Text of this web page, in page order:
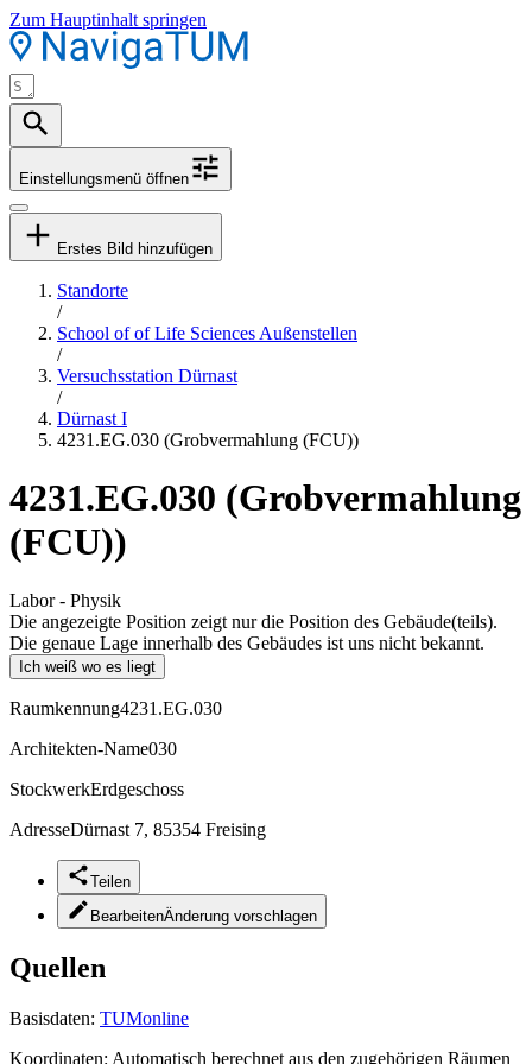
Zum Hauptinhalt springen
Einstellungsmenü öffnen
Erstes Bild hinzufügen
Standorte
/
School of of Life Sciences Außenstellen
/
Versuchsstation Dürnast
/
Dürnast I
4231.EG.030 (Grobvermahlung (FCU))
4231.EG.030 (Grobvermahlung
(FCU))
Labor - Physik
Die angezeigte Position zeigt nur die Position des Gebäude(teils).
Die genaue Lage innerhalb des Gebäudes ist uns nicht bekannt.
Ich weiß wo es liegt
Raumkennung4231.EG.030
Architekten-Name030
StockwerkErdgeschoss
AdresseDürnast 7, 85354 Freising
Teilen
BearbeitenÄnderung vorschlagen
Quellen
Basisdaten: TUMonline
Koordinaten: Automatisch berechnet aus den zugehörigen Räumen